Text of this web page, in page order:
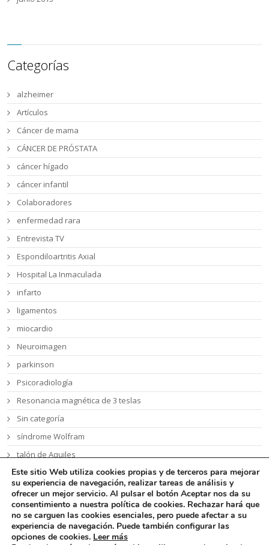
Categorías
alzheimer
Artículos
Cáncer de mama
CÁNCER DE PRÓSTATA
cáncer hígado
cáncer infantil
Colaboradores
enfermedad rara
Entrevista TV
Espondiloartritis Axial
Hospital La Inmaculada
infarto
ligamentos
miocardio
Neuroimagen
parkinson
Psicoradiología
Resonancia magnética de 3 teslas
Sin categoría
síndrome Wolfram
talón de Aquiles
tumor cerebral
Este sitio Web utiliza cookies propias y de terceros para mejorar
su experiencia de navegación, realizar tareas de análisis y
ofrecer un mejor servicio. Al pulsar el botón Aceptar nos da su
consentimiento a nuestra política de cookies. Rechazar hará que
no se carguen las cookies esenciales, pero puede afectar a su
experiencia de navegación. Puede también configurar las
opciones de cookies. Leer más